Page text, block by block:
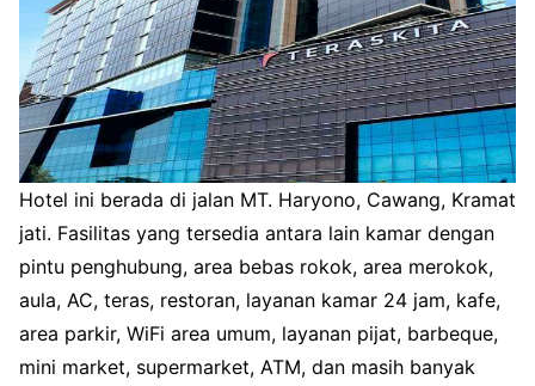
Hotel ini berada di jalan MT. Haryono, Cawang, Kramat
jati. Fasilitas yang tersedia antara lain kamar dengan
pintu penghubung, area bebas rokok, area merokok,
aula, AC, teras, restoran, layanan kamar 24 jam, kafe,
area parkir, WiFi area umum, layanan pijat, barbeque,
mini market, supermarket, ATM, dan masih banyak